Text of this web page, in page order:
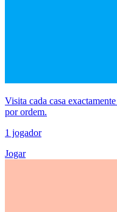
Visita cada casa
por ordem.
1 jogador
Jogar